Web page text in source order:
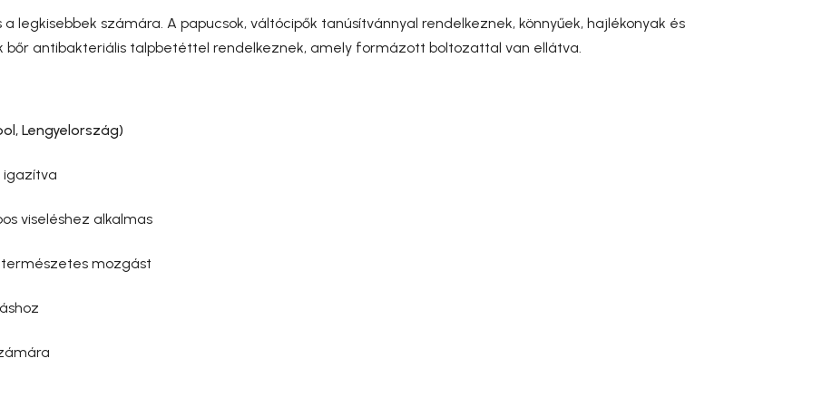
legkisebbek számára. A papucsok, váltócipők tanúsítvánnyal rendelkeznek, könnyűek, hajlékonyak és
antibakteriális talpbetéttel rendelkeznek, amely formázott boltozattal van ellátva.
Lengyelország)
igazítva
viseléshez alkalmas
mozgást